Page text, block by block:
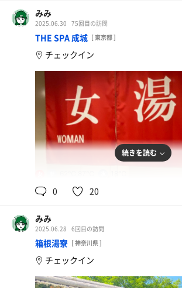
みみ
2025.06.30 75回目の訪問
THE SPA 成城 [ 東京都 ]
チェックイン
続きを読む
0 20
みみ
2025.06.28 6回目の訪問
箱根湯寮 [ 神奈川県 ]
チェックイン